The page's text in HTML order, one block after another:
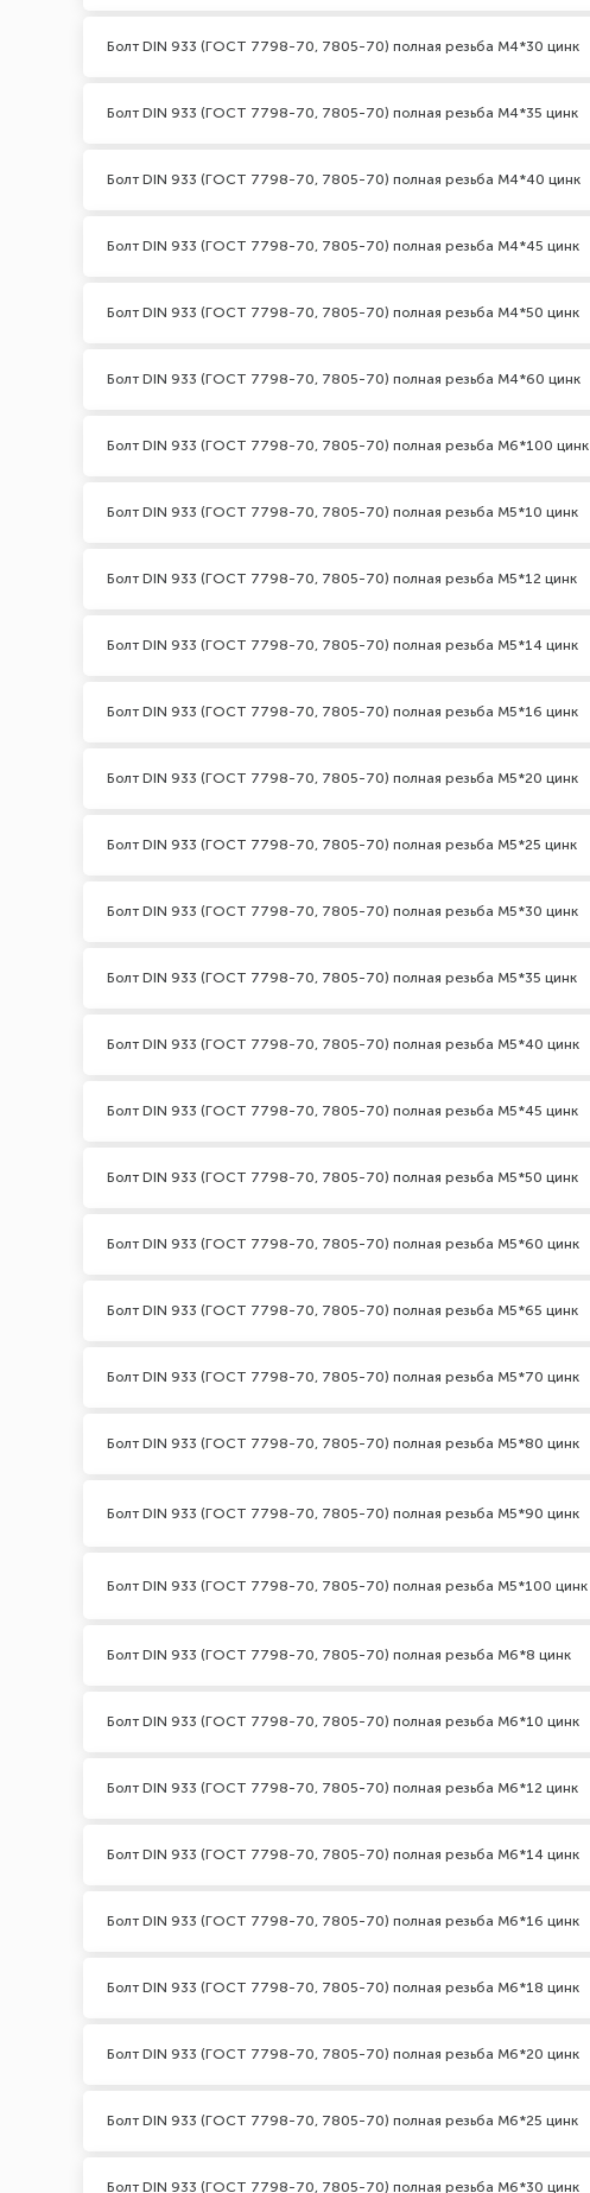
Болт DIN 933 (ГОСТ 7798-70, 7805-70) полная резьба М4*30 цинк
Болт DIN 933 (ГОСТ 7798-70, 7805-70) полная резьба М4*35 цинк
Болт DIN 933 (ГОСТ 7798-70, 7805-70) полная резьба М4*40 цинк
Болт DIN 933 (ГОСТ 7798-70, 7805-70) полная резьба М4*45 цинк
Болт DIN 933 (ГОСТ 7798-70, 7805-70) полная резьба М4*50 цинк
Болт DIN 933 (ГОСТ 7798-70, 7805-70) полная резьба М4*60 цинк
Болт DIN 933 (ГОСТ 7798-70, 7805-70) полная резьба М6*100 цинк
Болт DIN 933 (ГОСТ 7798-70, 7805-70) полная резьба М5*10 цинк
Болт DIN 933 (ГОСТ 7798-70, 7805-70) полная резьба М5*12 цинк
Болт DIN 933 (ГОСТ 7798-70, 7805-70) полная резьба М5*14 цинк
Болт DIN 933 (ГОСТ 7798-70, 7805-70) полная резьба М5*16 цинк
Болт DIN 933 (ГОСТ 7798-70, 7805-70) полная резьба М5*20 цинк
Болт DIN 933 (ГОСТ 7798-70, 7805-70) полная резьба М5*25 цинк
Болт DIN 933 (ГОСТ 7798-70, 7805-70) полная резьба М5*30 цинк
Болт DIN 933 (ГОСТ 7798-70, 7805-70) полная резьба М5*35 цинк
Болт DIN 933 (ГОСТ 7798-70, 7805-70) полная резьба М5*40 цинк
Болт DIN 933 (ГОСТ 7798-70, 7805-70) полная резьба М5*45 цинк
Болт DIN 933 (ГОСТ 7798-70, 7805-70) полная резьба М5*50 цинк
Болт DIN 933 (ГОСТ 7798-70, 7805-70) полная резьба М5*60 цинк
Болт DIN 933 (ГОСТ 7798-70, 7805-70) полная резьба М5*65 цинк
Болт DIN 933 (ГОСТ 7798-70, 7805-70) полная резьба М5*70 цинк
Болт DIN 933 (ГОСТ 7798-70, 7805-70) полная резьба М5*80 цинк
Болт DIN 933 (ГОСТ 7798-70, 7805-70) полная резьба М5*90 цинк
Болт DIN 933 (ГОСТ 7798-70, 7805-70) полная резьба М5*100 цинк
Болт DIN 933 (ГОСТ 7798-70, 7805-70) полная резьба М6*8 цинк
Болт DIN 933 (ГОСТ 7798-70, 7805-70) полная резьба М6*10 цинк
Болт DIN 933 (ГОСТ 7798-70, 7805-70) полная резьба М6*12 цинк
Болт DIN 933 (ГОСТ 7798-70, 7805-70) полная резьба М6*14 цинк
Болт DIN 933 (ГОСТ 7798-70, 7805-70) полная резьба М6*16 цинк
Болт DIN 933 (ГОСТ 7798-70, 7805-70) полная резьба М6*18 цинк
Болт DIN 933 (ГОСТ 7798-70, 7805-70) полная резьба М6*20 цинк
Болт DIN 933 (ГОСТ 7798-70, 7805-70) полная резьба М6*25 цинк
Болт DIN 933 (ГОСТ 7798-70, 7805-70) полная резьба М6*30 цинк